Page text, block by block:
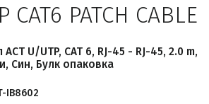
CAT6 PATCH CABLE
U/UTP, CAT 6, RJ-45 - RJ-45, 2.0 m,
Син, Булк опаковка
IB8602